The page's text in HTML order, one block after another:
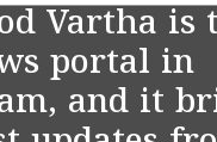
Vartha is
portal in
and it